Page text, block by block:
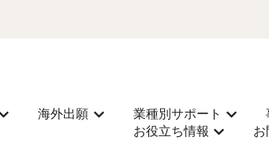
Mostrar submenú de サービス
海外出願
Mostrar submenú de 海外出
業種別サポート
お役立ち情報
Mostrar